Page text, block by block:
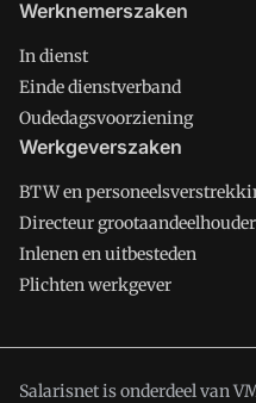
Werknemerszaken
In dienst
Einde dienstverband
Oudedagsvoorziening
Werkgeverszaken
BTW en
Directeur grootaandeelhouder
Inlenen en uitbesteden
Plichten werkgever
Salarisnet is onderdeel van